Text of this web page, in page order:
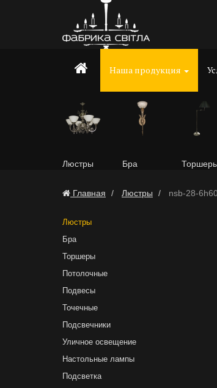
Наша продукция
Люстры Бра
Главная Люстры nsb-28-
Люстры
Бра
Торшеры
Потолочные
Подвесы
Точечные
Подсвечники
Уличное освещение
Настольные лампы
Подсветка